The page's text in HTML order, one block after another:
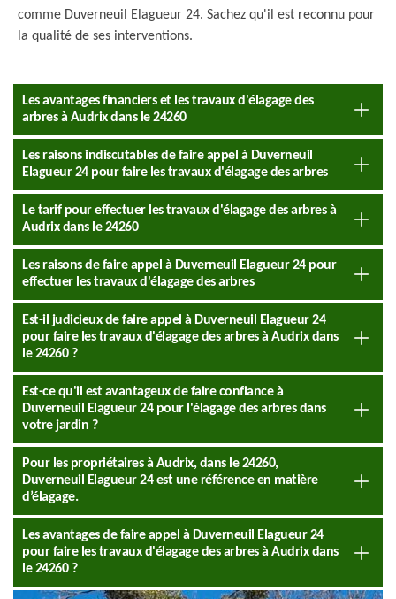
comme Duverneuil Elagueur 24. Sachez qu'il est reconnu pour
la qualité de ses interventions.
Les avantages financiers et les travaux d'élagage des
arbres à Audrix dans le 24260
Les raisons indiscutables de faire appel à Duverneuil
Elagueur 24 pour faire les travaux d'élagage des arbres
Le tarif pour effectuer les travaux d'élagage des arbres à
Audrix dans le 24260
Les raisons de faire appel à Duverneuil Elagueur 24 pour
effectuer les travaux d'élagage des arbres
Est-il judicieux de faire appel à Duverneuil Elagueur 24
pour faire les travaux d'élagage des arbres à Audrix dans
le 24260 ?
Est-ce qu'il est avantageux de faire confiance à
Duverneuil Elagueur 24 pour l'élagage des arbres dans
votre jardin ?
Pour les propriétaires à Audrix, dans le 24260,
Duverneuil Elagueur 24 est une référence en matière
d’élagage.
Les avantages de faire appel à Duverneuil Elagueur 24
pour faire les travaux d'élagage des arbres à Audrix dans
le 24260 ?